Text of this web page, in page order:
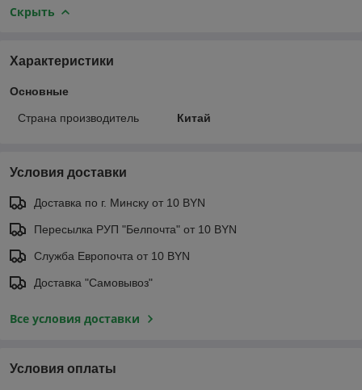
Скрыть
Характеристики
Основные
Страна производитель Китай
Условия доставки
Доставка по г. Минску от 10 BYN
Пересылка РУП "Белпочта" от 10 BYN
Служба Европочта от 10 BYN
Доставка "Самовывоз"
Все условия доставки
Условия оплаты